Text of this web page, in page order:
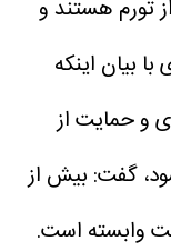
تورم هستند و
با بیان اینکه
و حمایت از
گفت: بیش از
وابسته است.